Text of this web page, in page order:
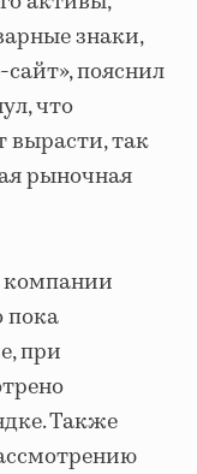
знаки,
пояснил
что
вырасти, так
рыночная
компании
пока
при
Также